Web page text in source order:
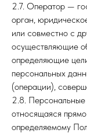
2.7. Оператор —
орган,
или совместно с
осуществляющие
определяющие
персональных
(операции),
2.8.
относящаяся
определяемому